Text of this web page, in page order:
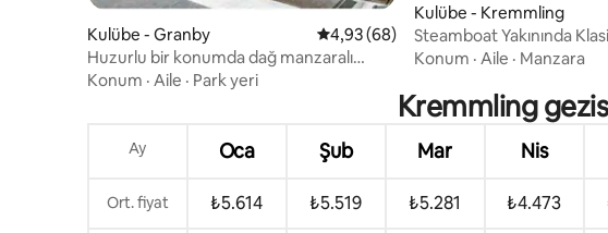
Kulübe - Granby 5 üzerinden ortalama 4,93 puan, 68
4,93 (68)
Huzurlu bir konumda dağ manzaralı
büyüleyici kulübe
Konum · Aile · Park yeri
Kulübe - Kremmling
Steamboat Yakınında
Jakuzi Erişimi
Konum · Aile · Manzara
Kremmling
Ay Oca Şub Mar Nis
Ort. fiyat ₺5.614 ₺5.519 ₺5.281 ₺4.473